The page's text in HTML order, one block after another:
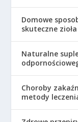
Domowe
skuteczne zioła
Naturalne
Choroby
metody